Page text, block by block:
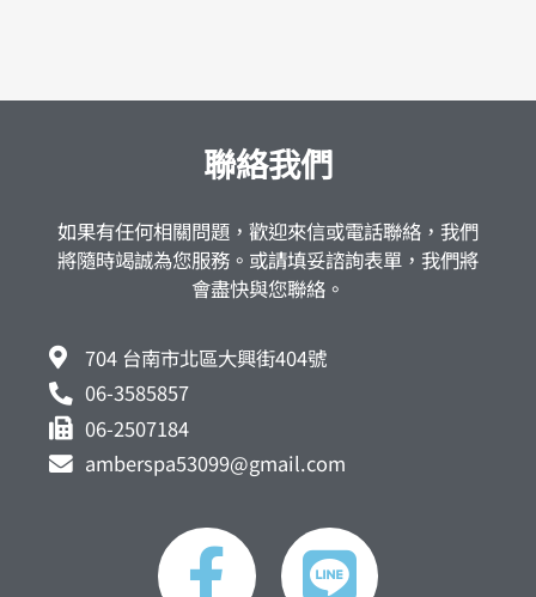
聯絡我們
如果有任何相關問題，歡迎來信或電話聯絡，我們
將隨時竭誠為您服務。或請填妥諮詢表單，我們將
會盡快與您聯絡。
704 台南市北區大興街404號
06-3585857
06-2507184
amberspa53099@gmail.com
F L